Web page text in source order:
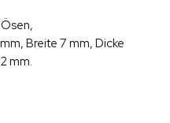
Breite 7 mm, Dicke
mm.